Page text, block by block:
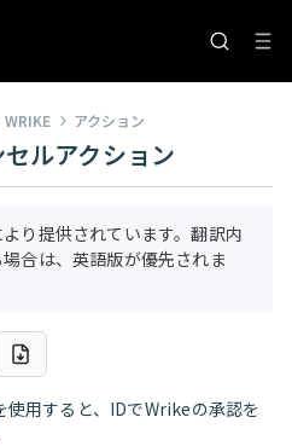
WRIKE アクション
ルアクション
り提供されています。翻訳内
合は、英語版が優先されま
使用すると、IDでWrikeの承認を